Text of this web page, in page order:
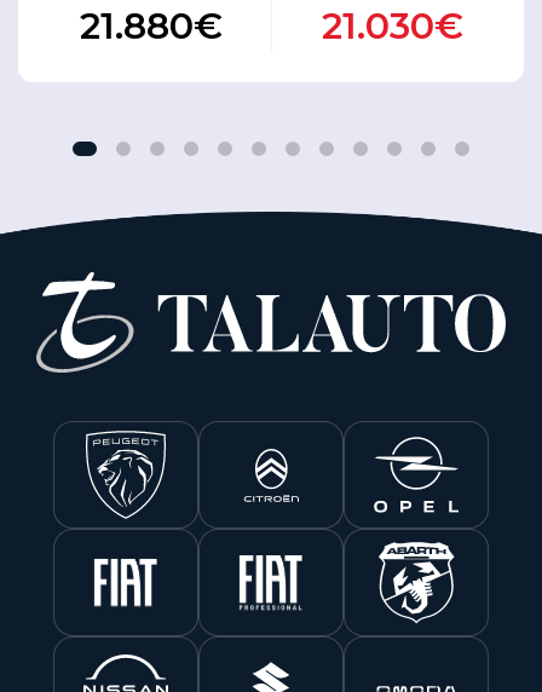
21.880€ 21.030€